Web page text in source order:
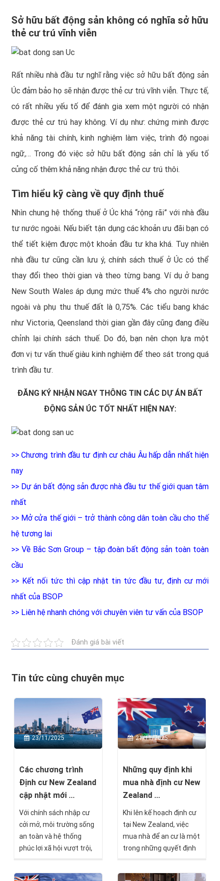
Sở hữu bất động sản không có nghĩa sở hữu
thẻ cư trú vĩnh viễn
Rất nhiều nhà đầu tư nghĩ rằng việc sở hữu bất động sản
Úc đảm bảo họ sẽ nhận được thẻ cư trú vĩnh viễn. Thực tế,
có rất nhiều yếu tố để đánh gia xem một người có nhận
được thẻ cư trú hay không. Ví dụ như: chứng minh được
khả năng tài chính, kinh nghiệm làm việc, trình độ ngoại
ngữ,… Trong đó việc sở hữu bất động sản chỉ là yếu tố
củng cố thêm khả năng nhận được thẻ cư trú thôi.
Tìm hiểu kỹ càng về quy định thuế
Nhìn chung hệ thống thuế ở Úc khá “rộng rãi” với nhà đầu
tư nước ngoài. Nếu biết tận dụng các khoản ưu đãi bạn có
thể tiết kiệm được một khoản đầu tư kha khá. Tuy nhiên
nhà đầu tư cũng cần lưu ý, chính sách thuế ở Úc có thể
thay đổi theo thời gian và theo từng bang. Ví dụ ở bang
New South Wales áp dụng mức thuế 4% cho người nước
ngoài và phụ thu thuế đất là 0,75%. Các tiểu bang khác
như Victoria, Qeensland thời gian gần đây cũng đang điều
chỉnh lại chính sách thuế. Do đó, bạn nên chọn lựa một
đơn vị tư vấn thuế giàu kinh nghiệm để theo sát trong quá
trình đầu tư.
ĐĂNG KÝ NHẬN NGAY THÔNG TIN CÁC DỰ ÁN BẤT
ĐỘNG SẢN ÚC TỐT NHẤT HIỆN NAY:
>>Chương trình đầu tư định cư châu Âu hấp dẫn nhất hiện
nay
>> Dự án bất động sản được nhà đầu tư thế giới quan tâm
nhất
>> Mở cửa thế giới – trở thành công dân toàn cầu cho thế
hệ tương lai
>> Về Bắc Sơn Group – tập đoàn bất động sản toàn toàn
cầu
>> Kết nối tức thì cập nhật tin tức đầu tư, định cư mới
nhất của BSOP
>> Liên hệ nhanh chóng với chuyên viên tư vấn của BSOP
Đánh giá bài viết
Tin tức cùng chuyên mục
23/11/2025
Các chương trình
Định cư New Zealand
cập nhật mới ...
Với chính sách nhập cư
cởi mở, môi trường sống
an toàn và hệ thống
phúc lợi xã hội vượt trội,
thành điểm đến lý tưởng
21/11/2025
Những quy định khi
mua nhà định cư New
Zealand ...
Khi lên kế hoạch định cư
tại New Zealand, việc
mua nhà để an cư là một
trong những quyết định
gia đình cần cân nhắc kỹ